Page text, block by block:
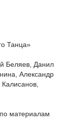
Танца»
Беляев, Данил
Александр
материалам